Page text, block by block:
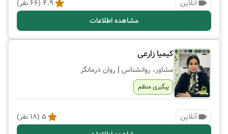
آنلاین 4.9
(
66 نفر)
مشاهده اطلاعات
کیمیا زارعی
مشاور، روانشناس | روان درمانگر
پیگیری منظم
آنلاین 5
(
18 نفر)